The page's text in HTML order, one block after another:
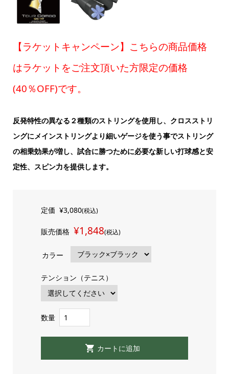
【ラケットキャンペーン】こちらの商品価格
はラケットをご注文頂いた方限定の価格
(40％OFF)です。
反発特性の異なる２種類のストリングを使用し、クロスストリ
ングにメインストリングより細いゲージを使う事でストリング
の相乗効果が増し、試合に勝つために必要な新しい打球感と安
定性、スピン力を提供します。
定価 ¥3,080(税込)
販売価格 ¥1,848(税込)
カラー
テンション（テニス）
数量